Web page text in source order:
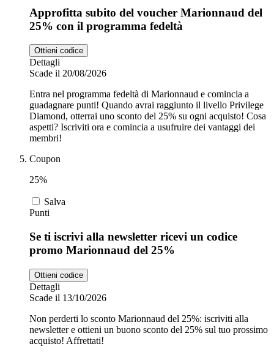
Approfitta subito del voucher Marionnaud del
25% con il programma fedeltà
Ottieni codice
Dettagli
Scade il 20/08/2026
Entra nel programma fedeltà di Marionnaud e comincia a
guadagnare punti! Quando avrai raggiunto il livello Privilege
Diamond, otterrai uno sconto del 25% su ogni acquisto! Cosa
aspetti? Iscriviti ora e comincia a usufruire dei vantaggi dei
membri!
Coupon
25%
Salva
Punti
Se ti iscrivi alla newsletter ricevi un codice
promo Marionnaud del 25%
Ottieni codice
Dettagli
Scade il 13/10/2026
Non perderti lo sconto Marionnaud del 25%: iscriviti alla
newsletter e ottieni un buono sconto del 25% sul tuo prossimo
acquisto! Affrettati!